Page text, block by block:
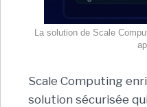
La solution de Scale
Scale Computing
solution sécurisée